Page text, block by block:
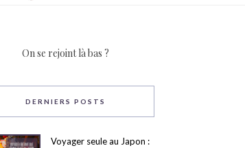
On se rejoint là bas ?
DERNIERS POSTS
Voyager seule au Japon :